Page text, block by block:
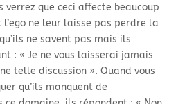
verrez que ceci affecte beaucoup
l’ego ne leur laisse pas perdre la
ne savent pas mais ils
: « Je ne vous laisserai jamais
telle discussion ». Quand vous
qu’ils manquent de